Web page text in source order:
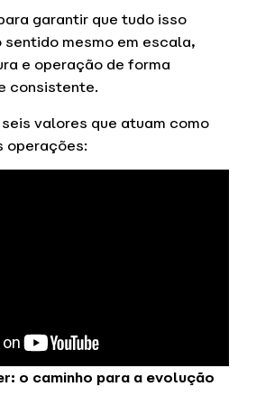
garantir que tudo isso
mesmo em escala,
e operação de forma
consistente.
valores que atuam como
operações:
o caminho para a evolução